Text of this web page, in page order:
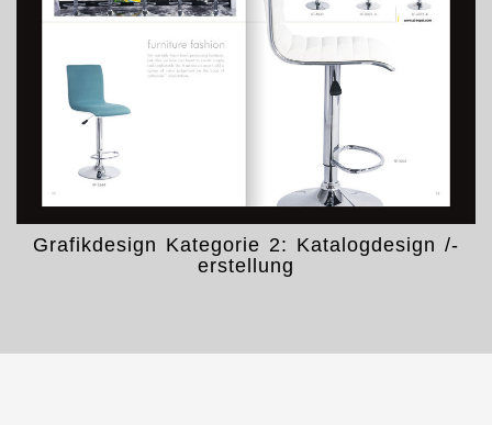
Grafikdesign Kategorie 2: Katalogdesign /-
erstellung